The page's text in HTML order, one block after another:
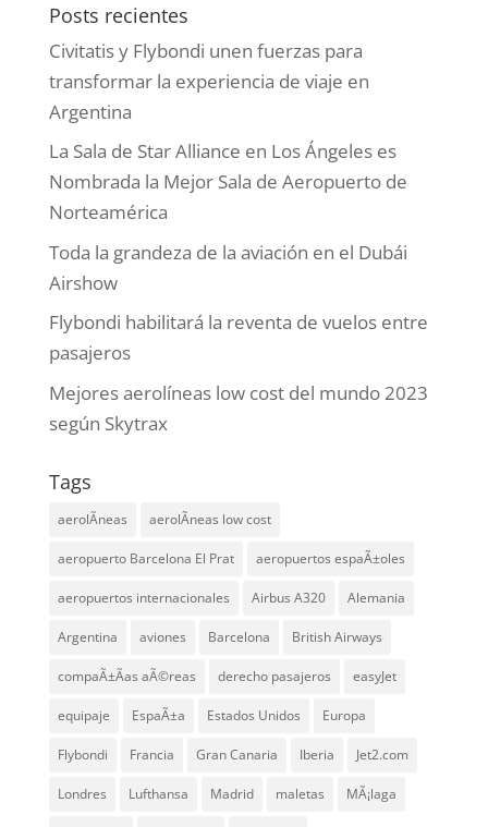
Posts recientes
Civitatis y Flybondi unen fuerzas para
transformar la experiencia de viaje en
Argentina
La Sala de Star Alliance en Los Ángeles es
Nombrada la Mejor Sala de Aeropuerto de
Norteamérica
Toda la grandeza de la aviación en el Dubái
Airshow
Flybondi habilitará la reventa de vuelos entre
pasajeros
Mejores aerolíneas low cost del mundo 2023
según Skytrax
Tags
aerolÃ­neas aerolÃ­neas low cost
aeropuerto Barcelona El Prat aeropuertos espaÃ±oles
aeropuertos internacionales Airbus A320 Alemania
Argentina aviones Barcelona British Airways
compaÃ±Ã­as aÃ©reas derecho pasajeros easyJet
equipaje EspaÃ±a Estados Unidos Europa
Flybondi Francia Gran Canaria Iberia Jet2.com
Londres Lufthansa Madrid maletas MÃ¡laga